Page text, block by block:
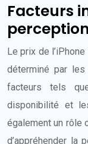
Facteurs
Le prix de
déterminé par
facteurs tels
disponibilité et
également un rôle
d’appréhender la